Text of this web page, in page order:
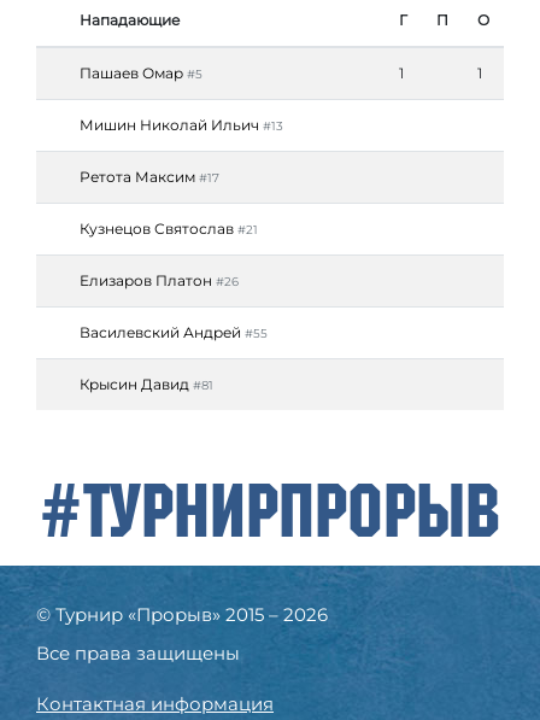
Нападающие Г П О
Пашаев Омар #5 1 1
Мишин Николай Ильич #13
Ретота Максим #17
Кузнецов Святослав #21
Елизаров Платон #26
Василевский Андрей #55
Крысин Давид #81
#ТурнирПрорыв
© Турнир «Прорыв» 2015 – 2026
Все права защищены
Контактная информация